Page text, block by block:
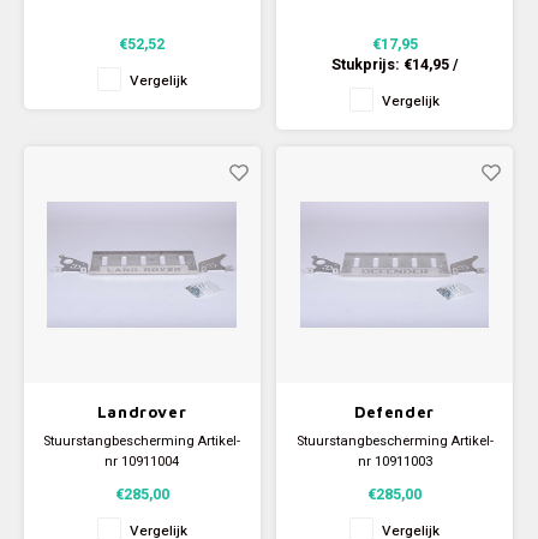
€52,52
Vergelijk
€17,95
Stukprijs: €14,95/
Vergelijk
Landrover
Stuurstangbescherming Artikel-
nr 10911004
€285,00
Vergelijk
Defender
Stuurstangbescherming Artikel-
nr 10911003
€285,00
Vergelijk